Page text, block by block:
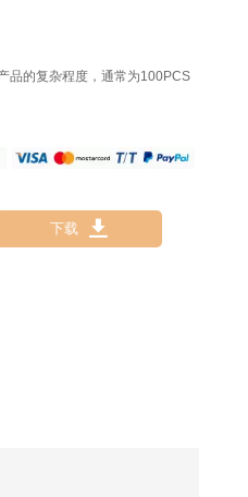
品的复杂程度，通常为100PCS
下载 